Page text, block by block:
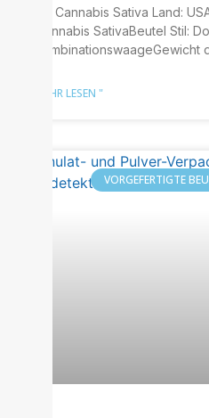
für Cannabis Sativa Land:
Cannabis SativaBeutel Stil:
KombinationswaageGewicht
MEHR LESEN "
VORGEFERTIGTE